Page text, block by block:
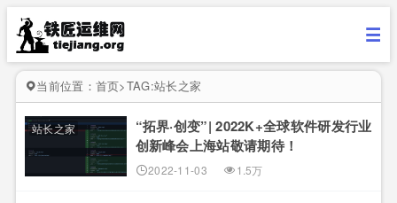
当前位置： 首页>TAG:站长之家
站长之家
“拓界·创变”| 2022K+全球软件研发行业
创新峰会上海站敬请期待！
2022-11-03 1.5万